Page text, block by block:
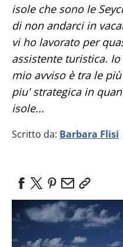
isole che sono le
di non andarci in
vi ho lavorato per
assistente turistica.
mio avviso è tra le
piu' strategica in
isole...
Scritto da: Barbara Flisi